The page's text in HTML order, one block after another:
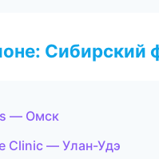
Сибирский
— Омск
Clinic — Улан-Удэ